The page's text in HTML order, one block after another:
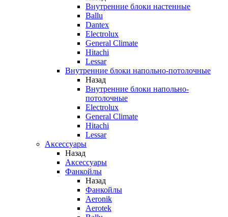
Внутренние блоки настенные
Ballu
Dantex
Electrolux
General Climate
Hitachi
Lessar
Внутренние блоки напольно-потолочные
Назад
Внутренние блоки напольно-
потолочные
Electrolux
General Climate
Hitachi
Lessar
Аксессуары
Назад
Аксессуары
Фанкойлы
Назад
Фанкойлы
Aeronik
Aerotek